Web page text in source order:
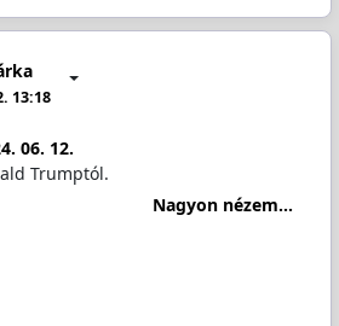
13:18
06. 12.
Trumptól.
Nagyon nézem...